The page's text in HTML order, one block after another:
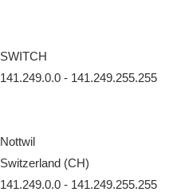
SWITCH
141.249.0.0 - 141.249.255.255
Nottwil
Switzerland (CH)
141.249.0.0 - 141.249.255.255